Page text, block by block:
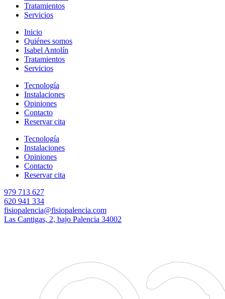
Tratamientos
Servicios
Inicio
Quiénes somos
Isabel Antolín
Tratamientos
Servicios
Tecnología
Instalaciones
Opiniones
Contacto
Reservar cita
Tecnología
Instalaciones
Opiniones
Contacto
Reservar cita
979 713 627
620 941 334
fisiopalencia@fisiopalencia.com
Las Cantigas, 2, bajo Palencia 34002